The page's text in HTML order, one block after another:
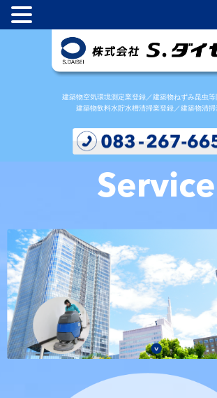
建築物空気環境測定業登録／建築物ねずみ昆虫
建築物飲料水貯水槽清掃業登録／建築物清掃
Service